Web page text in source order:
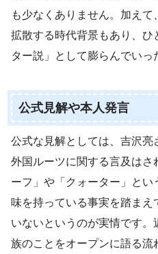
も少なくありません。加え
拡散する時代背景もあり、
ター説」として膨らんでいっ
公式見解や本人発言
公式な見解としては、吉沢亮
外国ルーツに関する言及は
ーフ」や「クォーター」と
味を持っている事実を踏ま
いないというのが実情です
族のことをオープンに語る